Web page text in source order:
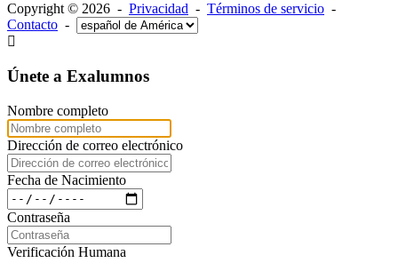
Copyright © 2026 - Privacidad - Términos de servicio -
Contacto -
Únete a Exalumnos
Nombre completo
Dirección de correo electrónico
Fecha de Nacimiento
Contraseña
Verificación Humana